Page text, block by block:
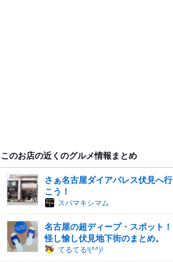
このお店の近くのグルメ情報まとめ
さぁ名古屋ダイアパレス伏見へ行
こう！
スパマキシマム
名古屋の超ディープ・スポット！
怪し愉し伏見地下街のまとめ。
てるてる!(^^)!